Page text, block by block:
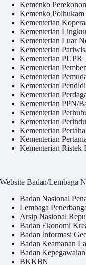
Kemenko
Kemenko Polhukam
Kementerian
Kementerian
Kementerian Luar
Kementerian
Kementerian PUPR
Kementerian
Kementerian
Kementerian
Kementerian
Kementerian PPN/
Kementerian
Kementerian
Kementerian
Kementerian
Kementerian Ristek
Website Badan/Lembaga
Badan Nasional
Lembaga
Arsip Nasional
Badan Ekonomi
Badan Informasi
Badan Keamanan
Badan
BKKBN